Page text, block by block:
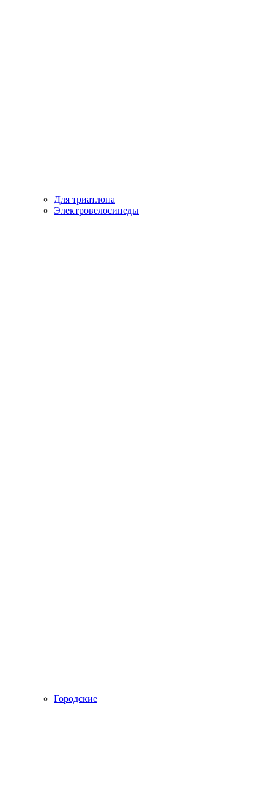
Для триатлона
Электровелосипеды
Городские